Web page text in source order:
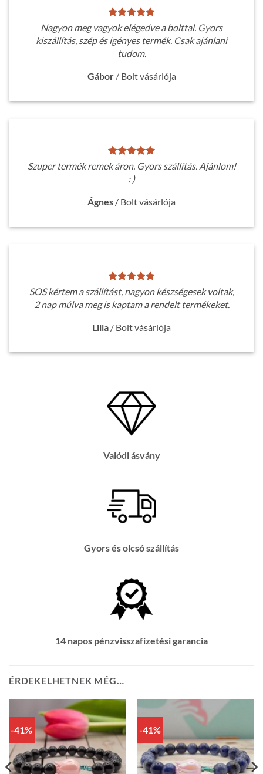
Nagyon meg vagyok elégedve a bolttal. Gyors
kiszállítás, szép és igényes termék. Csak ajánlani
tudom.
Gábor / Bolt vásárlója
Szuper termék remek áron. Gyors szállítás. Ajánlom!
: )
Ágnes / Bolt vásárlója
SOS kértem a szállítást, nagyon készségesek voltak,
2 nap múlva meg is kaptam a rendelt termékeket.
Lilla / Bolt vásárlója
Valódi ásvány
Gyors és olcsó szállítás
14 napos pénzvisszafizetési garancia
ÉRDEKELHETNEK MÉG…
-41% -41%